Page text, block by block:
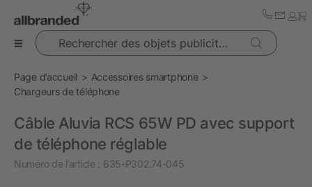
Rechercher des objets publicitaires
Page d’accueil
Accessoires smartphone
Chargeurs de téléphone
Câble Aluvia RCS 65W PD avec support
de téléphone réglable
Numéro de l’article : 635-P302.74-045